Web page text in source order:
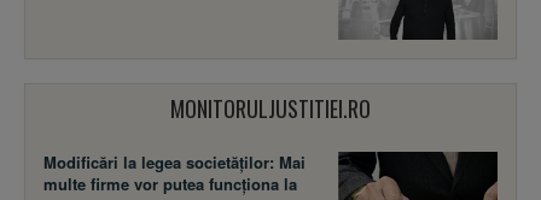
MONITORULJUSTITIEI.RO
Modificări la legea societăţilor: Mai
multe firme vor putea funcţiona la